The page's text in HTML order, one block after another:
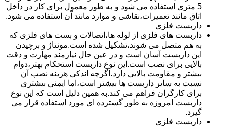
5 متری استفاده می شود و به طور معمول برای کار در داخل
اتاق مانند تعمیرات،نقاشی و موارد مانند آن استفاده می شود.
داربست فلزی
داربست های فلزی از لوله ها،اتصالات و بست های فلزی که
به هم متصل می شوند،تشکیل شده است.مونتاژ و برچیدن
این داربست آسان است و در عین حال نیازمند مهارت و دقت
بالایی برای نصب است.این نوع داربست استحکام بهتر،دوام
بیشتر و مقاومت بالایی دارد.اگرچه اندکی هزینه نصب آن
نسبت به سایر داربست ها بیشتر است،اما ایمنی بیشتری
برای کارگران فراهم می کند.به همین دلیل است که این نوع
داربست امروزه به طور گسترده ای مورد استفاده قرار می
گیرد.
داربست فلزی